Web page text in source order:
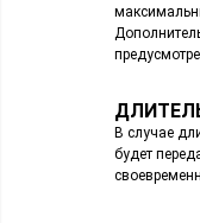
В случае
будет